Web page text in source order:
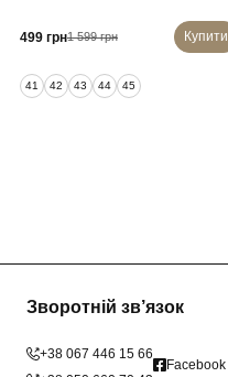
499 грн1 599 грн Купити
41 42 43 44 45
Зворотній зв’язок
+38 067 446 15 66
Facebook